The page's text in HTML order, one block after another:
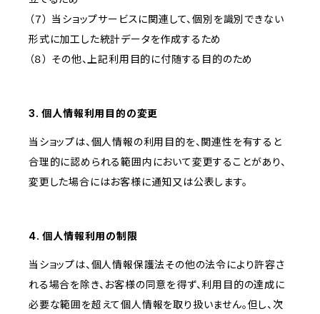
（７） 当ショップサービスに関連して、個別を識別できない
形式に加工した統計データを作成するため
（８） その他、上記利用目的に付随する目的のため
3. 個人情報利用目的の変更
当ショップは、個人情報の利用目的を、関連性を有すると
合理的に認められる範囲内において変更することがあり、
変更した場合にはお客様に通知又は公表します。
4. 個人情報利用の制限
当ショップは、個人情報保護法その他の法令により許容さ
れる場合を除き、お客様の同意を得ず、利用目的の達成に
必要な範囲を超えて個人情報を取り扱いません。但し、次